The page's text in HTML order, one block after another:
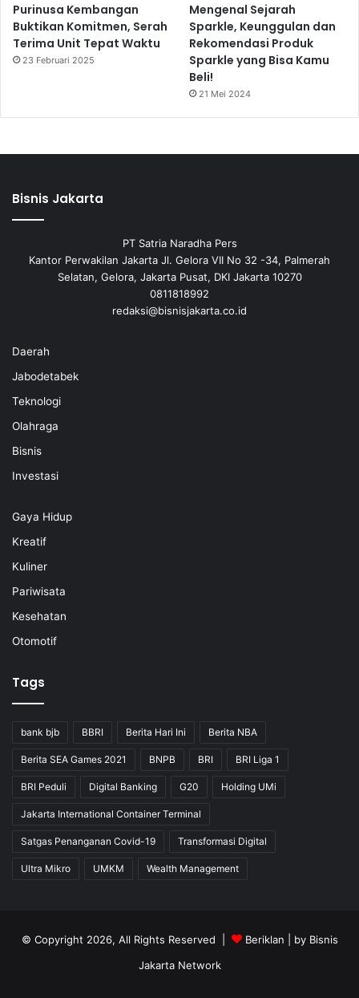
Purinusa Kembangan
Buktikan Komitmen, Serah
Terima Unit Tepat Waktu
23 Februari 2025
Mengenal Sejarah
Sparkle, Keunggulan dan
Rekomendasi Produk
Sparkle yang Bisa Kamu
Beli!
21 Mei 2024
Bisnis Jakarta
PT Satria Naradha Pers
Kantor Perwakilan Jakarta Jl. Gelora VII No 32 -34, Palmerah
Selatan, Gelora, Jakarta Pusat, DKI Jakarta 10270
0811818992
redaksi@bisnisjakarta.co.id
Daerah
Jabodetabek
Teknologi
Olahraga
Bisnis
Investasi
Gaya Hidup
Kreatif
Kuliner
Pariwisata
Kesehatan
Otomotif
Tags
bank bjb BBRI Berita Hari Ini Berita NBA
Berita SEA Games 2021 BNPB BRI BRI Liga 1
BRI Peduli Digital Banking G20 Holding UMi
Jakarta International Container Terminal
Satgas Penanganan Covid-19 Transformasi Digital
Ultra Mikro UMKM Wealth Management
© Copyright 2026, All Rights Reserved | Beriklan | by Bisnis
Jakarta Network